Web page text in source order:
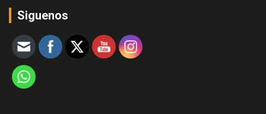
Siguenos